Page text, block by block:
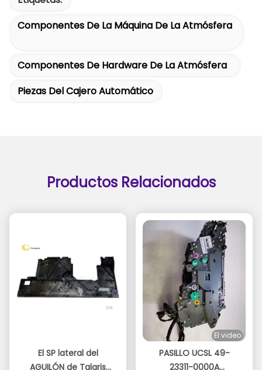
Componentes De La Máquina De La Atmósfera
Componentes De Hardware De La Atmósfera
Piezas Del Cajero Automático
Productos Relacionados
El SP lateral del
AGUILÓN de Talaris
El video
PASILLO UCSL 49-
23311-0000A